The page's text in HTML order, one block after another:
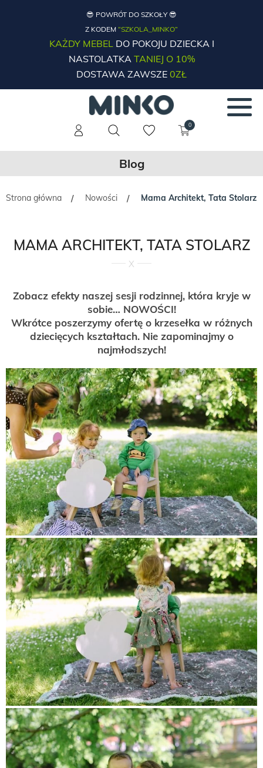
😎 POWRÓT DO SZKOŁY 😎
Z KODEM “SZKOLA_MINKO”
KAŻDY MEBELDO POKOJU DZIECKA I
NASTOLATKATANIEJ O 10%
DOSTAWA ZAWSZE 0ZŁ
0
Blog
Strona główna / Nowości / Mama Architekt, Tata Stolarz
MAMA ARCHITEKT, TATA STOLARZ
Zobacz efekty naszej sesji rodzinnej, która kryje w
sobie… NOWOŚCI!
Wkrótce poszerzymy ofertę o krzesełka w różnych
dziecięcych kształtach. Nie zapominajmy o
najmłodszych!